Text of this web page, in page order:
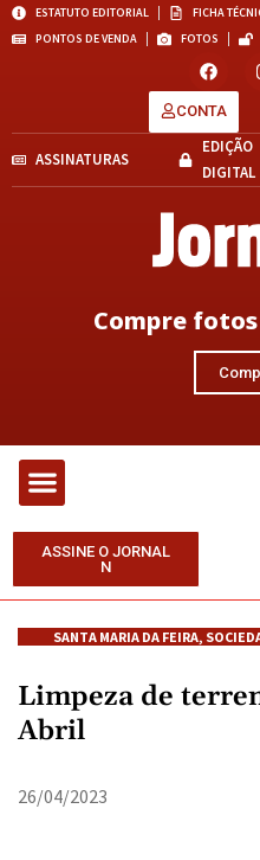
ESTATUTO EDITORIAL FICHA
PONTOS DE VENDA
FOTOS
CONTA
ASSINATURAS
EDIÇÃO
DIGITAL
Compre
ASSINE O JORNAL
N
SANTA MARIA DA FEIRA,
Limpeza de
Abril
26/04/2023